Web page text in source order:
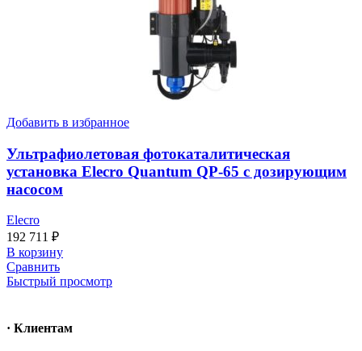
Добавить в избранное
Ультрафиолетовая фотокаталитическая
установка Elecro Quantum QP-65 с дозирующим
насосом
Elecro
192 711 ₽
В корзину
Сравнить
Быстрый просмотр
· Клиентам